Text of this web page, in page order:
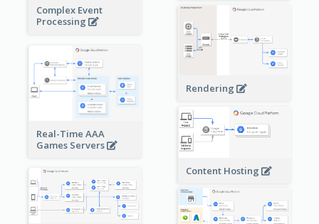
Complex Event
Processing
Rendering
Real-Time AAA
Games Servers
Content Hosting